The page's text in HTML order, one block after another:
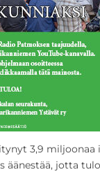
3,9 miljoonaa
äänestää, jotta